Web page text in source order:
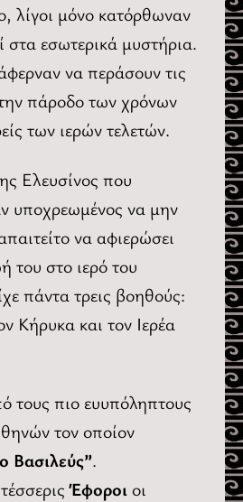
λίγοι μόνο κατόρθωναν
στα εσωτερικά μυστήρια.
να περάσουν τις
πάροδο των χρόνων
των ιερών τελετών.
Ελευσίνος που
υποχρεωμένος να μην
να αφιερώσει
του στο ιερό του
πάντα τρεις βοηθούς:
Κήρυκα και τον Ιερέα
τους πιο ευυπόληπτους
τον οποίον
Βασιλεύς”.
Έφοροιοι